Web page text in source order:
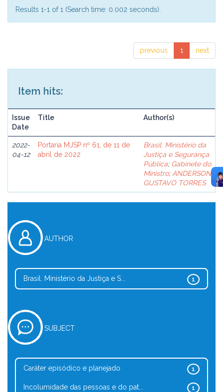
Results 1-1 of 1 (Search time: 0.002 seconds).
previous 1 next
Item hits:
Issue
Date
Title Author(s)
2022-
04-12
Portaria MJSP nº 61, de 11 de
abril de 2022
Brasil. Ministério da
Justiça e Segurança
Pública; Gabinete do
Ministro; ANDERSON
GUSTAVO TORRES
AUTHOR
1
Brasil. Ministério da Justiça e S...
SUBJECT
1
Caráter episódico e planejado
1
Incolumidade das pessoas e do pat...